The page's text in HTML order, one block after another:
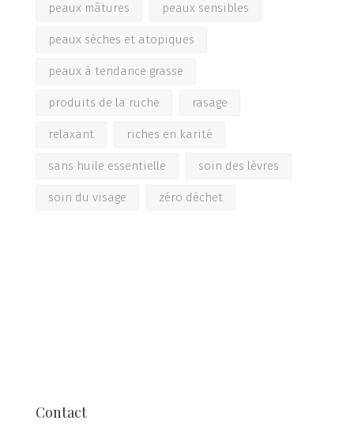
peaux mâtures peaux sensibles
peaux sèches et atopiques
peaux à tendance grasse
produits de la ruche rasage
relaxant riches en karité
sans huile essentielle soin des lèvres
soin du visage zéro déchet
Contact